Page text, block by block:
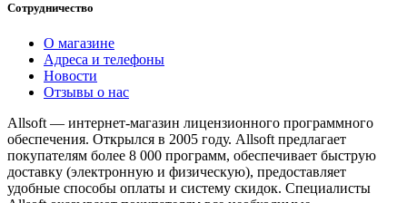
Сотрудничество
О магазине
Адреса и телефоны
Новости
Отзывы о нас
Allsoft — интернет-магазин лицензионного программного
обеспечения. Открылся в 2005 году. Allsoft предлагает
покупателям более 8 000 программ, обеспечивает быструю
доставку (электронную и физическую), предоставляет
удобные способы оплаты и систему скидок. Специалисты